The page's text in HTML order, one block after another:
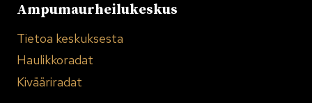
Ampumaurheilukeskus
Tietoa keskuksesta
Haulikkoradat
Kivääriradat